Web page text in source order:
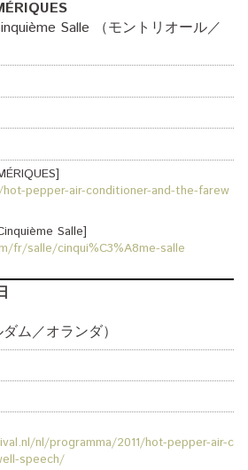
Salle （モントリオール／
pepper-air-conditioner-and-the-farew
Salle]
fr/salle/cinqui%C3%A8me-salle
ム／オランダ）
nl/programma/2011/hot-pepper-air-c
speech/